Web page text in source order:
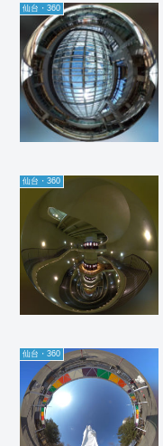
仙台・360
仙台・360
仙台・360